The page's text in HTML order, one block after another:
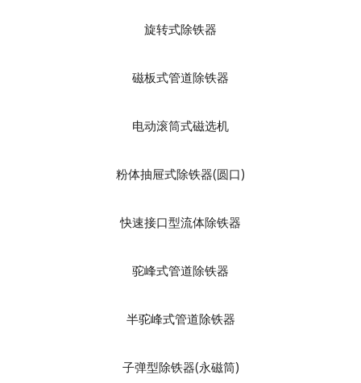
旋转式除铁器
磁板式管道除铁器
电动滚筒式磁选机
粉体抽屉式除铁器(圆口)
快速接口型流体除铁器
驼峰式管道除铁器
半驼峰式管道除铁器
子弹型除铁器(永磁筒)